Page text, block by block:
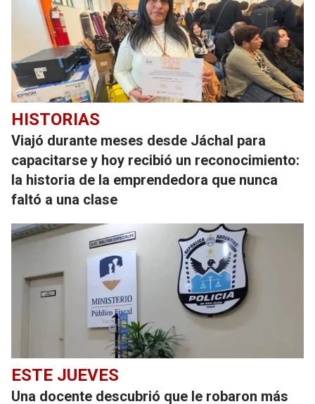
HISTORIAS
Viajó durante meses desde Jáchal para
capacitarse y hoy recibió un reconocimiento:
la historia de la emprendedora que nunca
faltó a una clase
ESTE JUEVES
Una docente descubrió que le robaron más